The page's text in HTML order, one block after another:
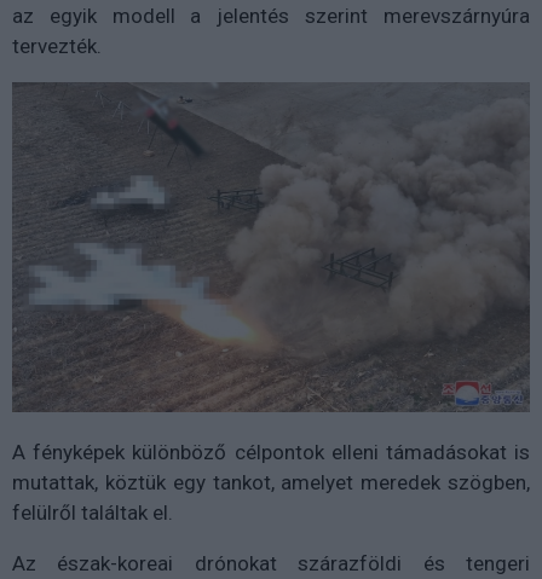
az egyik modell a jelentés szerint merevszárnyúra
tervezték.
A fényképek különböző célpontok elleni támadásokat is
mutattak, köztük egy tankot, amelyet meredek szögben,
felülről találtak el.
Az észak-koreai drónokat szárazföldi és tengeri